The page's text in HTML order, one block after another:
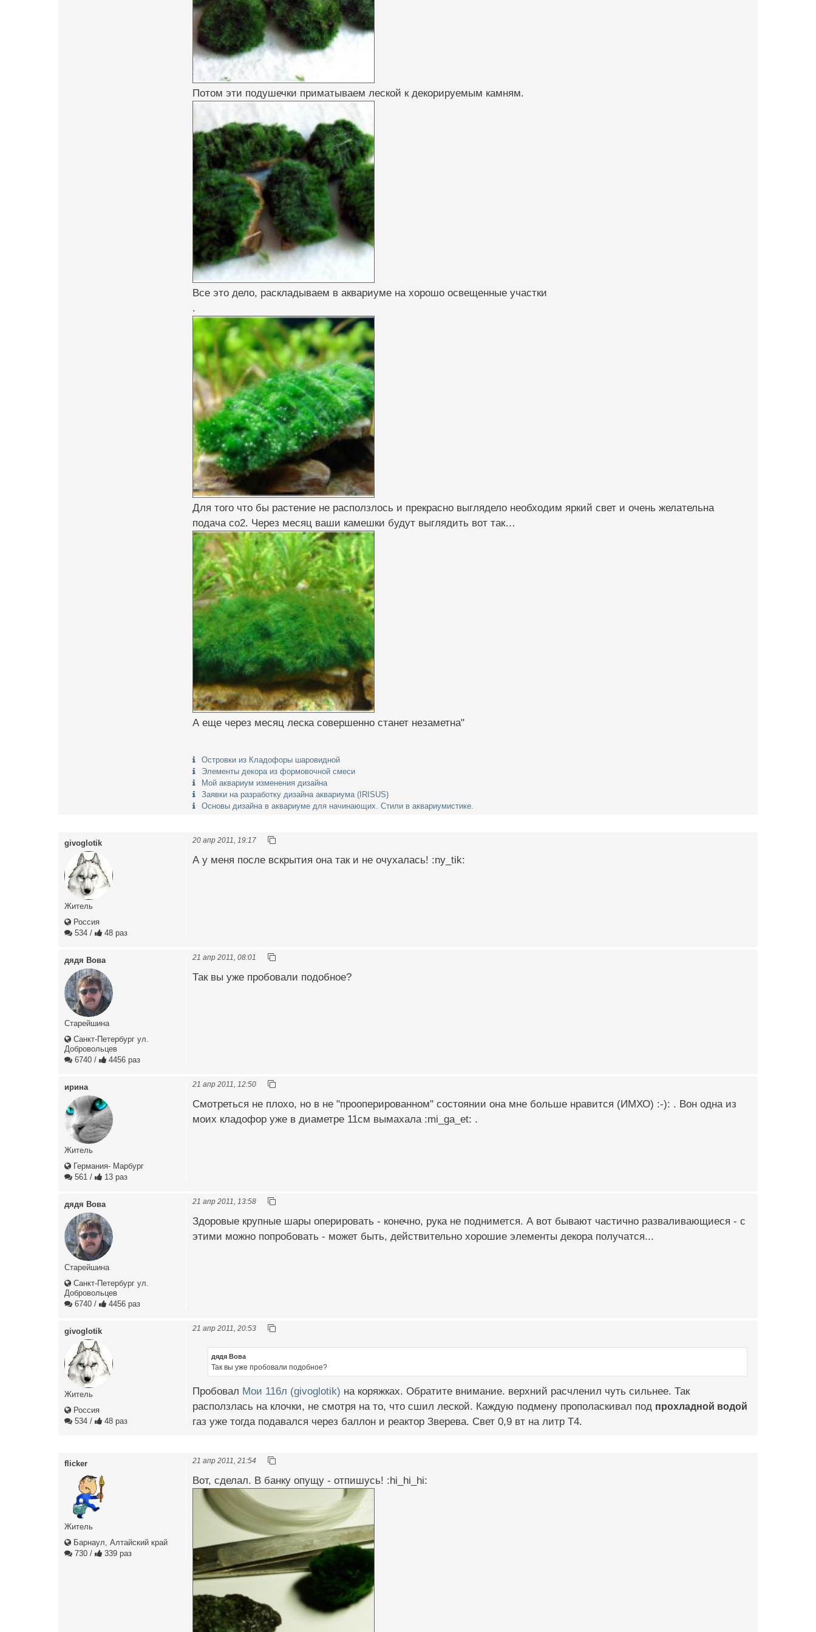
Потом эти подушечки приматываем леской к декорируемым камням.
Все это дело, раскладываем в аквариуме на хорошо освещенные участки
.
Для того что бы растение не расползлось и прекрасно выглядело необходим яркий свет и очень желательна
подача со2. Через месяц ваши камешки будут выглядить вот так…
А еще через месяц леска совершенно станет незаметна"
Островки из Кладофоры шаровидной
Элементы декора из формовочной смеси
Мой аквариум изменения дизайна
Заявки на разработку дизайна аквариума (IRISUS)
Основы дизайна в аквариуме для начинающих. Стили в аквариумистике.
givoglotik
Житель
Россия
534 / 48 раз
20 апр 2011, 19:17
А у меня после вскрытия она так и не очухалась! :ny_tik:
дядя Вова
Старейшина
Санкт-Петербург ул.
Добровольцев
6740 / 4456 раз
21 апр 2011, 08:01
Так вы уже пробовали подобное?
ирина
Житель
Германия- Марбург
561 / 13 раз
21 апр 2011, 12:50
Смотреться не плохо, но в не "прооперированном" состоянии она мне больше нравится (ИМХО) :-): . Вон одна из
моих кладофор уже в диаметре 11см вымахала :mi_ga_et: .
дядя Вова
Старейшина
Санкт-Петербург ул.
Добровольцев
6740 / 4456 раз
21 апр 2011, 13:58
Здоровые крупные шары оперировать - конечно, рука не поднимется. А вот бывают частично разваливающиеся - с
этими можно попробовать - может быть, действительно хорошие элементы декора получатся...
givoglotik
Житель
Россия
534 / 48 раз
21 апр 2011, 20:53
дядя Вова
Так вы уже пробовали подобное?
Пробовал Мои 116л (givoglotik) на коряжках. Обратите внимание. верхний расчленил чуть сильнее. Так
расползлась на клочки, не смотря на то, что сшил леской. Каждую подмену прополаскивал под прохладной водой
газ уже тогда подавался через баллон и реактор Зверева. Свет 0,9 вт на литр Т4.
flicker
Житель
Барнаул, Алтайский край
730 / 339 раз
21 апр 2011, 21:54
Вот, сделал. В банку опущу - отпишусь! :hi_hi_hi: